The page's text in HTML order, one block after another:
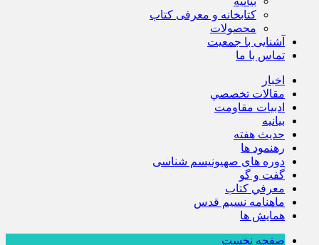
کتابخانه و معرفی کتاب
محصولات
آشنایی با جمعیت
تماس با ما
اخبار
مقالات تخصصي
ادبيات مقاومت
بيانيه
حديث هفته
رهنمود ها
دوره های صهیونیسم شناسی
گفت و گو
معرفي كتاب
ماهنامه نسيم قدس
همايش ها
صفحه نخست